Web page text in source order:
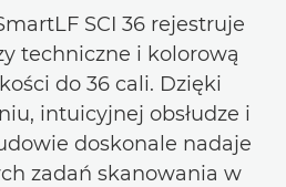
SCI 36 rejestruje
techniczne i kolorową
do 36 cali. Dzięki
intuicyjnej obsłudze i
doskonale nadaje
zadań skanowania w